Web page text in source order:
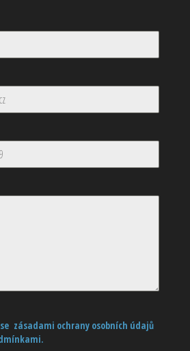
zásadami ochrany osobních údajů